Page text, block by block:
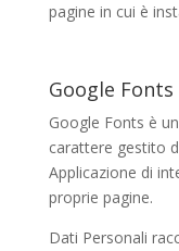
pagine in cui è
Google Fonts
Google Fonts è
carattere gestito
Applicazione di
proprie pagine.
Dati Personali